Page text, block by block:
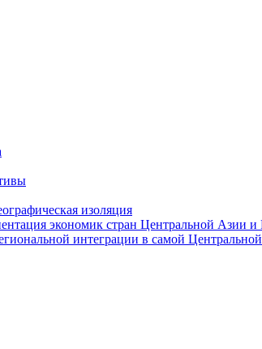
изоляция
экономик стран Центральной Азии и
интеграции в самой